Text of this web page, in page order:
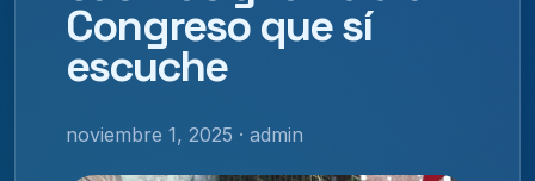
Congreso que sí
escuche
noviembre 1, 2025 · admin